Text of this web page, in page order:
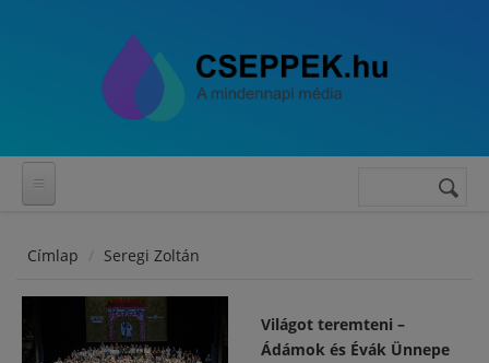
Keresés
Címlap Seregi Zoltán
Világot teremteni –
Ádámok és Évák Ünnepe